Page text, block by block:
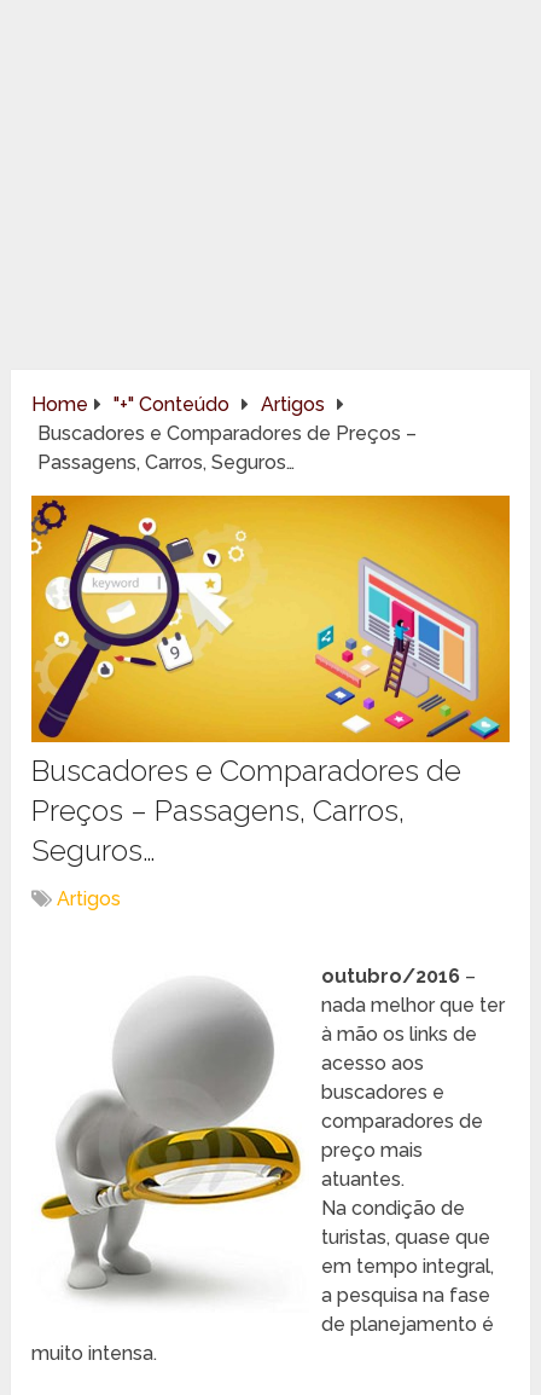
Home "+" Conteúdo
Artigos
Buscadores e Comparadores de Preços –
Passagens, Carros, Seguros…
Buscadores e Comparadores de
Preços – Passagens, Carros,
Seguros…
Artigos
outubro/2016 –
nada melhor que ter
à mão os links de
acesso aos
buscadores e
comparadores de
preço mais
atuantes.
Na condição de
turistas, quase que
em tempo integral,
a pesquisa na fase
de planejamento é
muito intensa.